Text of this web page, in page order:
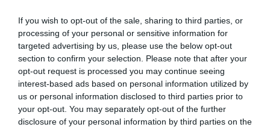
If you wish to opt-out of the sale, sharing to third parties, or
processing of your personal or sensitive information for
targeted advertising by us, please use the below opt-out
section to confirm your selection. Please note that after your
opt-out request is processed you may continue seeing
interest-based ads based on personal information utilized by
us or personal information disclosed to third parties prior to
your opt-out. You may separately opt-out of the further
disclosure of your personal information by third parties on the
Ημερομηνία:
28/02/2023
19.00
Τοποθεσία:
Ελληνοαμερικανική Ένωση, Μασσαλίας 22, Αθήνα